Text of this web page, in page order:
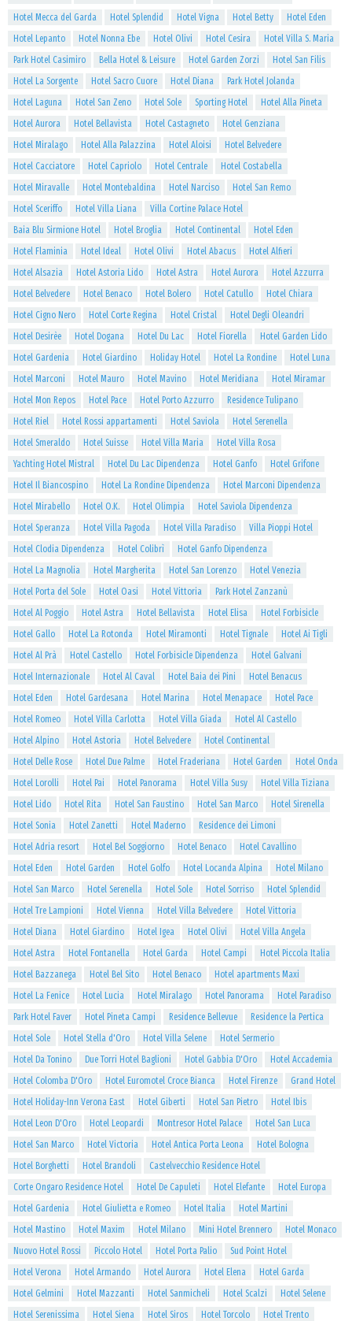
Hotel Mecca del Garda
Hotel Splendid Hotel Vigna Hotel Betty
Hotel Eden
Hotel Lepanto
Hotel Nonna Ebe Hotel Olivi Hotel Cesira
Hotel Villa S. Maria
Park Hotel Casimiro
Bella Hotel & Leisure Hotel Garden Zorzi
Hotel San Filis
Hotel La Sorgente
Hotel Sacro Cuore Hotel Diana
Park Hotel Jolanda
Hotel Laguna
Hotel San Zeno Hotel Sole Sporting Hotel
Hotel Alla Pineta
Hotel Aurora
Hotel Bellavista Hotel Castagneto
Hotel Genziana
Hotel Miralago
Hotel Alla Palazzina Hotel Aloisi
Hotel Belvedere
Hotel Cacciatore
Hotel Capriolo Hotel Centrale
Hotel Costabella
Hotel Miravalle
Hotel Montebaldina Hotel Narciso
Hotel San Remo
Hotel Sceriffo
Hotel Villa Liana
Villa Cortine Palace Hotel
Baia Blu Sirmione Hotel
Hotel Broglia Hotel Continental
Hotel Eden
Hotel Flaminia
Hotel Ideal Hotel Olivi Hotel Abacus
Hotel Alfieri
Hotel Alsazia
Hotel Astoria Lido Hotel Astra Hotel Aurora
Hotel Azzurra
Hotel Belvedere
Hotel Benaco Hotel Bolero Hotel Catullo
Hotel Chiara
Hotel Cigno Nero
Hotel Corte Regina Hotel Cristal
Hotel Degli Oleandri
Hotel Desirèe
Hotel Dogana Hotel Du Lac Hotel Fiorella
Hotel Garden Lido
Hotel Gardenia
Hotel Giardino Holiday Hotel Hotel La Rondine
Hotel Luna
Hotel Marconi
Hotel Mauro Hotel Mavino Hotel Meridiana
Hotel Miramar
Hotel Mon Repos
Hotel Pace Hotel Porto Azzurro
Residence Tulipano
Hotel Riel
Hotel Rossi appartamenti Hotel Saviola
Hotel Serenella
Hotel Smeraldo
Hotel Suisse Hotel Villa Maria
Hotel Villa Rosa
Yachting Hotel Mistral
Hotel Du Lac Dipendenza Hotel Ganfo
Hotel Grifone
Hotel Il Biancospino
Hotel La Rondine Dipendenza
Hotel Marconi Dipendenza
Hotel Mirabello
Hotel O.K. Hotel Olimpia
Hotel Saviola Dipendenza
Hotel Speranza
Hotel Villa Pagoda Hotel Villa Paradiso
Villa Pioppi Hotel
Hotel Clodia Dipendenza
Hotel Colibrì
Hotel Ganfo Dipendenza
Hotel La Magnolia
Hotel Margherita Hotel San Lorenzo
Hotel Venezia
Hotel Porta del Sole
Hotel Oasi Hotel Vittoria
Park Hotel Zanzanù
Hotel Al Poggio
Hotel Astra Hotel Bellavista Hotel Elisa
Hotel Forbisicle
Hotel Gallo
Hotel La Rotonda Hotel Miramonti Hotel Tignale
Hotel Ai Tigli
Hotel Al Prà
Hotel Castello Hotel Forbisicle Dipendenza
Hotel Galvani
Hotel Internazionale
Hotel Al Caval Hotel Baia dei Pini
Hotel Benacus
Hotel Eden
Hotel Gardesana Hotel Marina Hotel Menapace
Hotel Pace
Hotel Romeo
Hotel Villa Carlotta Hotel Villa Giada
Hotel Al Castello
Hotel Alpino
Hotel Astoria Hotel Belvedere
Hotel Continental
Hotel Delle Rose
Hotel Due Palme Hotel Fraderiana Hotel Garden
Hotel Onda
Hotel Lorolli
Hotel Pai Hotel Panorama Hotel Villa Susy
Hotel Villa Tiziana
Hotel Lido
Hotel Rita Hotel San Faustino Hotel San Marco
Hotel Sirenella
Hotel Sonia
Hotel Zanetti Hotel Maderno
Residence dei Limoni
Hotel Adria resort
Hotel Bel Soggiorno Hotel Benaco
Hotel Cavallino
Hotel Eden
Hotel Garden Hotel Golfo Hotel Locanda Alpina
Hotel Milano
Hotel San Marco
Hotel Serenella Hotel Sole Hotel Sorriso
Hotel Splendid
Hotel Tre Lampioni
Hotel Vienna Hotel Villa Belvedere
Hotel Vittoria
Hotel Diana
Hotel Giardino Hotel Igea Hotel Olivi
Hotel Villa Angela
Hotel Astra
Hotel Fontanella Hotel Garda Hotel Campi
Hotel Piccola Italia
Hotel Bazzanega
Hotel Bel Sito Hotel Benaco
Hotel apartments Maxi
Hotel La Fenice
Hotel Lucia Hotel Miralago Hotel Panorama
Hotel Paradiso
Park Hotel Faver
Hotel Pineta Campi Residence Bellevue
Residence la Pertica
Hotel Sole
Hotel Stella d'Oro Hotel Villa Selene
Hotel Sermerio
Hotel Da Tonino
Due Torri Hotel Baglioni Hotel Gabbia D'Oro
Hotel Accademia
Hotel Colomba D'Oro
Hotel Euromotel Croce Bianca Hotel Firenze
Grand Hotel
Hotel Holiday-Inn Verona East
Hotel Giberti Hotel San Pietro
Hotel Ibis
Hotel Leon D'Oro
Hotel Leopardi Montresor Hotel Palace
Hotel San Luca
Hotel San Marco
Hotel Victoria Hotel Antica Porta Leona
Hotel Bologna
Hotel Borghetti
Hotel Brandoli
Castelvecchio Residence Hotel
Corte Ongaro Residence Hotel
Hotel De Capuleti Hotel Elefante
Hotel Europa
Hotel Gardenia
Hotel Giulietta e Romeo Hotel Italia
Hotel Martini
Hotel Mastino
Hotel Maxim Hotel Milano Mini Hotel Brennero
Hotel Monaco
Nuovo Hotel Rossi
Piccolo Hotel Hotel Porta Palio
Sud Point Hotel
Hotel Verona
Hotel Armando Hotel Aurora Hotel Elena
Hotel Garda
Hotel Gelmini
Hotel Mazzanti Hotel Sanmicheli Hotel Scalzi
Hotel Selene
Hotel Serenissima
Hotel Siena Hotel Siros Hotel Torcolo
Hotel Trento